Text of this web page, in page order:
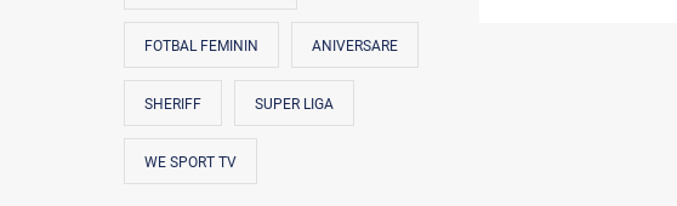
FOTBAL FEMININ ANIVERSARE
SHERIFF SUPER LIGA
WE SPORT TV